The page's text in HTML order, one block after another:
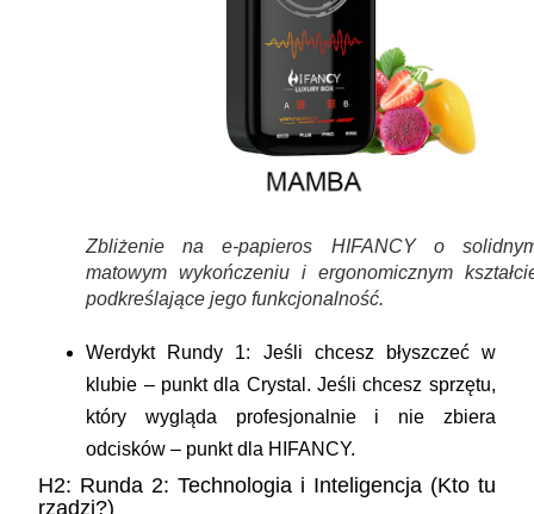
Zbliżenie na e-papieros HIFANCY o
matowym wykończeniu i ergonomicznym
podkreślające jego funkcjonalność.
Werdykt Rundy 1: Jeśli chcesz błyszczeć w
klubie – punkt dla Crystal. Jeśli chcesz sprzętu,
który wygląda profesjonalnie i nie zbiera
odcisków – punkt dla HIFANCY.
H2: Runda 2: Technologia i Inteligencja (Kto tu
rządzi?)